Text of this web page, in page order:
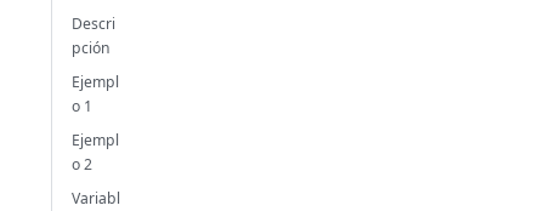
Descri
pción
Ejempl
o 1
Ejempl
o 2
Variabl